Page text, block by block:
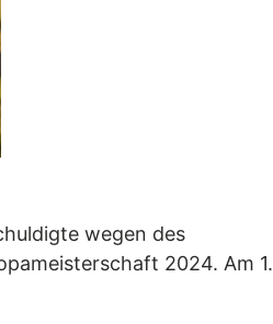
wegen des
2024. Am 1.